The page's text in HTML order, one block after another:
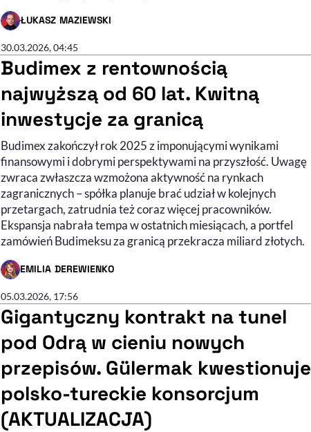
ŁUKASZ MAZIEWSKI
- AUTOR ARTYKUŁU - PROFIL
30.03.2026, 04:45
Budimex z rentownością
najwyższą od 60 lat. Kwitną
inwestycje za granicą
Budimex zakończył rok 2025 z imponującymi wynikami
finansowymi i dobrymi perspektywami na przyszłość. Uwagę
zwraca zwłaszcza wzmożona aktywność na rynkach
zagranicznych – spółka planuje brać udział w kolejnych
przetargach, zatrudnia też coraz więcej pracowników.
Ekspansja nabrała tempa w ostatnich miesiącach, a portfel
zamówień Budimeksu za granicą przekracza miliard złotych.
EMILIA DEREWIENKO
- AUTOR ARTYKUŁU - PROFIL
05.03.2026, 17:56
Gigantyczny kontrakt na tunel
pod Odrą w cieniu nowych
przepisów. Gülermak kwestionuje
polsko-tureckie konsorcjum
(AKTUALIZACJA)